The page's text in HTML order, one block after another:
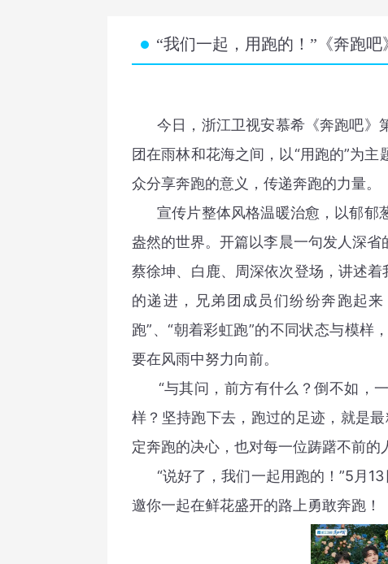
“我们一起，用跑的！”《奔跑
今日，浙江卫视安慕希《奔跑吧》
团在雨林和花海之间，以“用跑的”为
众分享奔跑的意义，传递奔跑的力量。
宣传片整体风格温暖治愈，以郁郁
盎然的世界。开篇以李晨一句发人深省
蔡徐坤、白鹿、周深依次登场，讲述
的递进，兄弟团成员们纷纷奔跑起
跑”、“朝着彩虹跑”的不同状态与模样
要在风雨中努力向前。
“与其问，前方有什么？倒不如，一
样？坚持跑下去，跑过的足迹，就是
定奔跑的决心，也对每一位踌躇不前的
“说好了，我们一起用跑的！”5月13
邀你一起在鲜花盛开的路上勇敢奔跑！